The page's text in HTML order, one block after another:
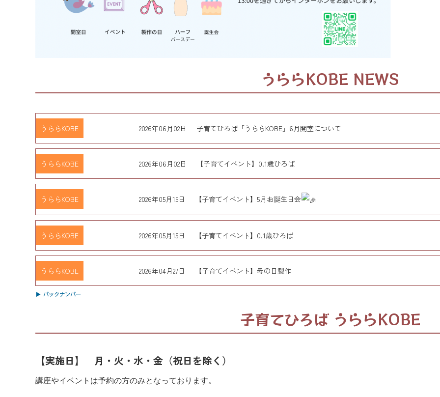
うららKOBE NEWS
うららKOBE 2026年06月02日 子育てひろば「うららKOBE」6月開室について
うららKOBE 2026年06月02日 【子育てイベント】0.1歳ひろば
うららKOBE 2026年05月15日 【子育てイベント】5月お誕生日会
うららKOBE 2026年05月15日 【子育てイベント】0.1歳ひろば
うららKOBE 2026年04月27日 【子育てイベント】母の日製作
子育てひろば うららKOBE
【実施日】 月・火・水・金（祝日を除く）
講座やイベントは予約の方のみとなっております。